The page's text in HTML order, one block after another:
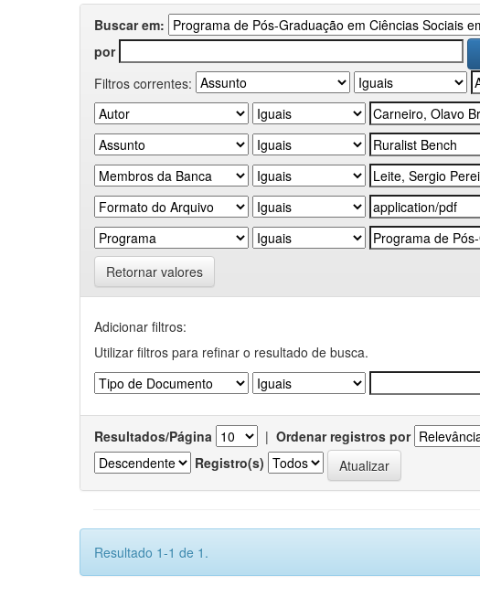
Buscar em:
por
Filtros correntes:
Retornar valores
Adicionar filtros:
Utilizar filtros para refinar o resultado de busca.
Resultados/Página | Ordenar registros por
Registro(s)
Resultado 1-1 de 1.